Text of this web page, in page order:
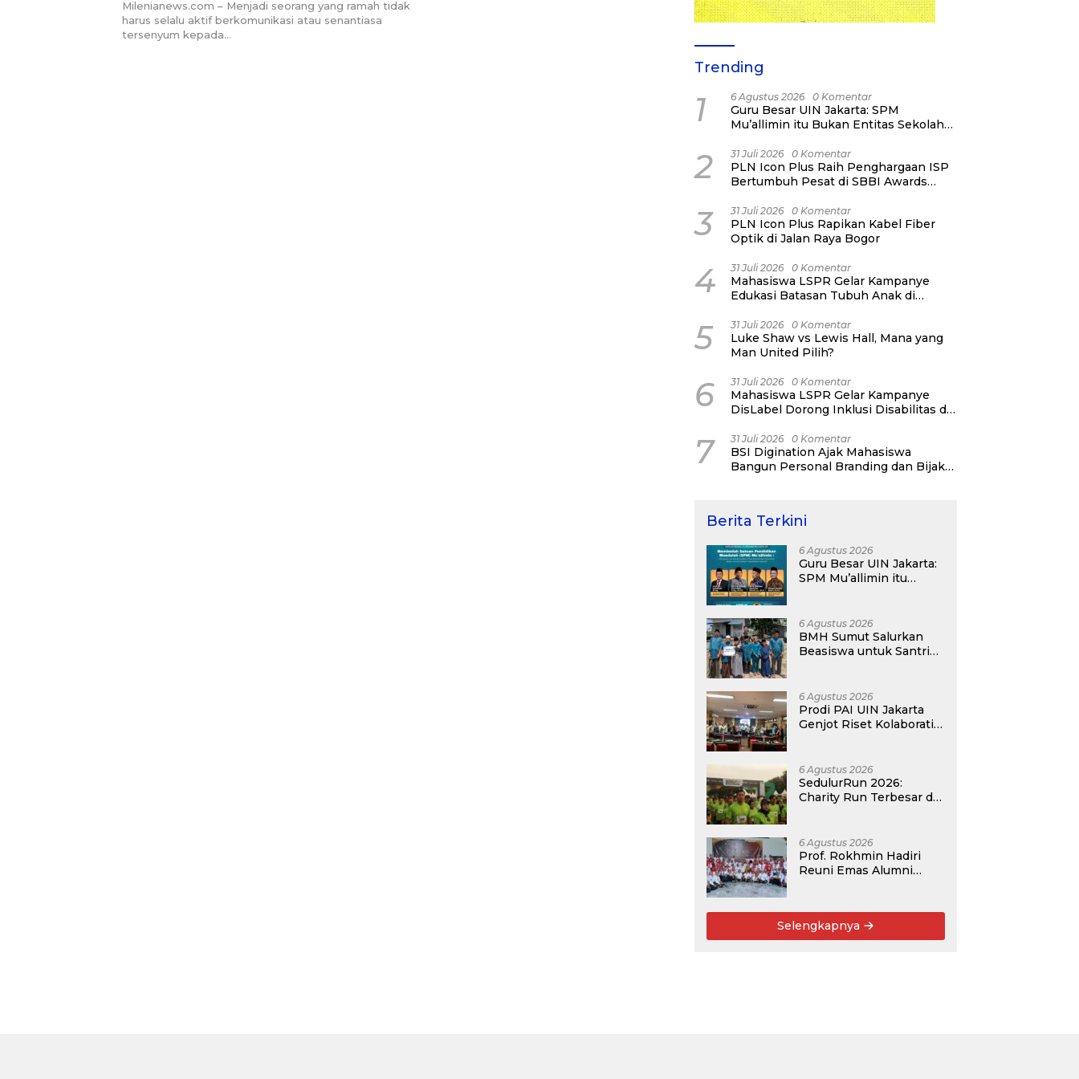
Milenianews.com – Menjadi seorang yang ramah tidak
harus selalu aktif berkomunikasi atau senantiasa
tersenyum kepada…
Trending
1 6 Agustus 2026 0 Komentar
Guru Besar UIN Jakarta: SPM
Mu’allimin itu Bukan Entitas Sekolah
2 31 Juli 2026 0 Komentar
PLN Icon Plus Raih Penghargaan ISP
Bertumbuh Pesat di SBBI Awards
3 31 Juli 2026 0 Komentar
PLN Icon Plus Rapikan Kabel Fiber
Optik di Jalan Raya Bogor
4 31 Juli 2026 0 Komentar
Mahasiswa LSPR Gelar Kampanye
Edukasi Batasan Tubuh Anak di
5 31 Juli 2026 0 Komentar
Luke Shaw vs Lewis Hall, Mana yang
Man United Pilih?
6 31 Juli 2026 0 Komentar
Mahasiswa LSPR Gelar Kampanye
DisLabel Dorong Inklusi Disabilitas di
7 31 Juli 2026 0 Komentar
BSI Digination Ajak Mahasiswa
Bangun Personal Branding dan Bijak
Berita Terkini
6 Agustus 2026
Guru Besar UIN Jakarta:
SPM Mu’allimin itu
6 Agustus 2026
BMH Sumut Salurkan
Beasiswa untuk Santri
6 Agustus 2026
Prodi PAI UIN Jakarta
Genjot Riset Kolaboratif,
6 Agustus 2026
SedulurRun 2026:
Charity Run Terbesar di
3.000 Peserta untuk
Dukung Pendidikan
Santri dan Guru Honorer
6 Agustus 2026
Prof. Rokhmin Hadiri
Reuni Emas Alumni
Lalu Kita Pernah
Bersama
Selengkapnya